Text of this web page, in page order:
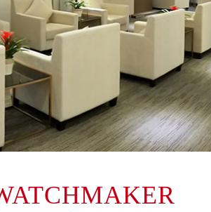
前预约）
需提前预约）
前预约）
（鄂尔多斯大厦）23层2326室（需提前
（需提前预约）
室（需提前预约）
约）